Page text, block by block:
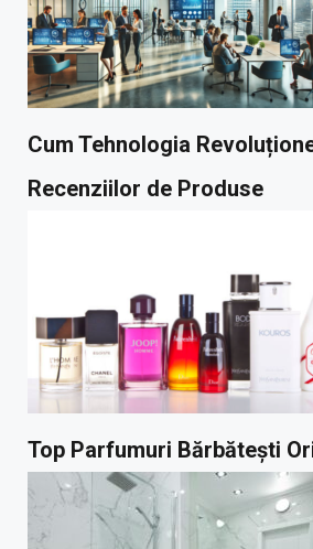
Cum Tehnologia
Recenziilor de Produse
Top Parfumuri Bărbătești